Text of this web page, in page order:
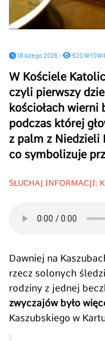
18 lutego 2026 - 620
W Kościele
czyli pierwszy
kościołach wierni
podczas której
z palm z Niedzieli
co symbolizuje
SŁUCHAJ INFORMACJI:
Dawniej na
rzecz solonych
rodziny z jednej
zwyczajów było
Kaszubskiego w